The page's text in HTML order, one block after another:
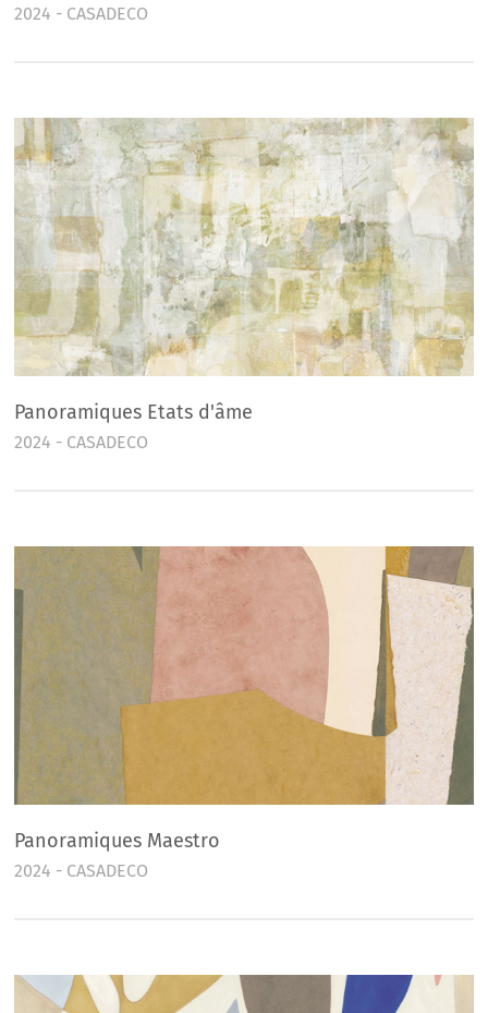
2024 - CASADECO
Panoramiques Etats d'âme
2024 - CASADECO
Panoramiques Maestro
2024 - CASADECO